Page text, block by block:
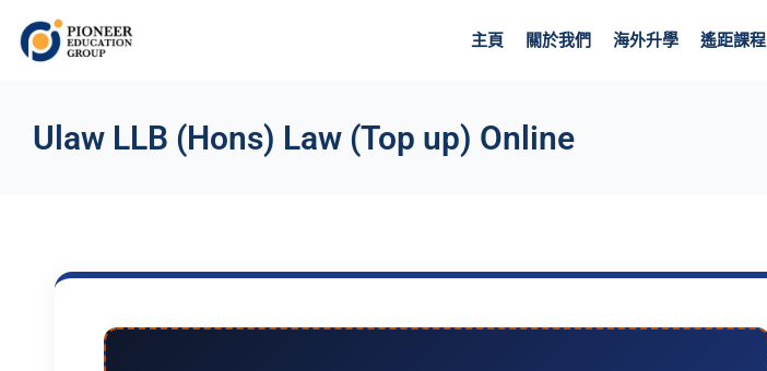
主頁 關於我們 海外升學 遙距課程
Ulaw LLB (Hons) Law (Top up) Online